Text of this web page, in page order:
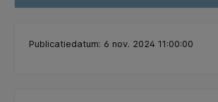
Publicatiedatum: 6 nov. 2024 11:00:00